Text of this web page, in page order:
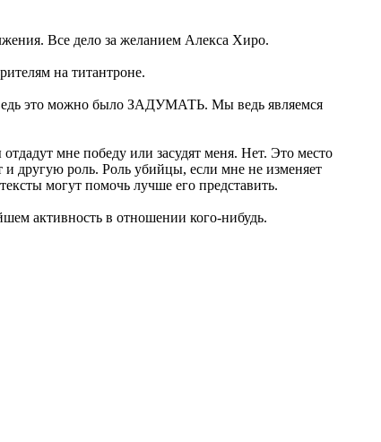
Все дело за желанием Алекса Хиро.
на титантроне.
это можно было ЗАДУМАТЬ. Мы ведь являемся
мне победу или засудят меня. Нет. Это место
другую роль. Роль убийцы, если мне не изменяет
могут помочь лучше его представить.
активность в отношении кого-нибудь.